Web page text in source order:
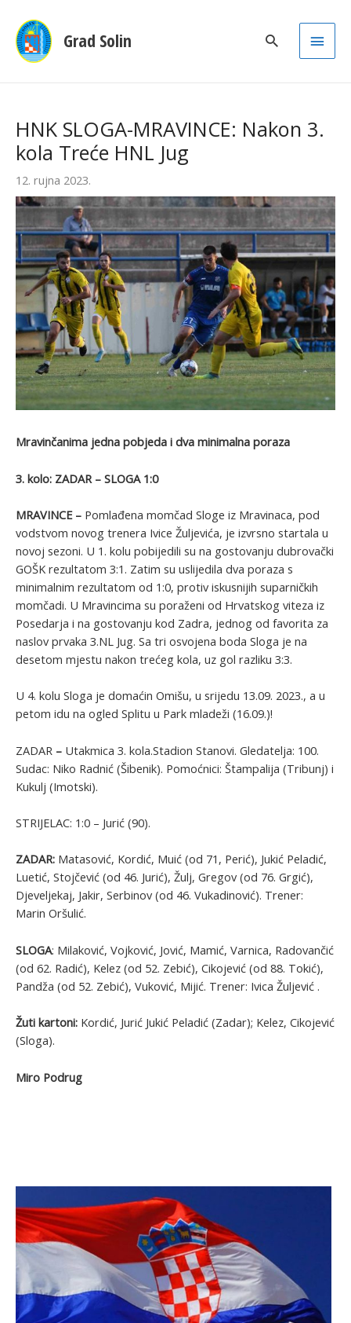
Grad Solin
Main
HNK SLOGA-MRAVINCE: Nakon 3.
kola Treće HNL Jug
12. rujna 2023.
Mravinčanima jedna pobjeda i dva minimalna poraza
3. kolo: ZADAR – SLOGA 1:0
MRAVINCE – Pomlađena momčad Sloge iz Mravinaca, pod
vodstvom novog trenera Ivice Žuljevića, je izvrsno startala u
novoj sezoni. U 1. kolu pobijedili su na gostovanju dubrovački
GOŠK rezultatom 3:1. Zatim su uslijedila dva poraza s
minimalnim rezultatom od 1:0, protiv iskusnijih suparničkih
momčadi. U Mravincima su poraženi od Hrvatskog viteza iz
Posedarja i na gostovanju kod Zadra, jednog od favorita za
naslov prvaka 3.NL Jug. Sa tri osvojena boda Sloga je na
desetom mjestu nakon trećeg kola, uz gol razliku 3:3.
U 4. kolu Sloga je domaćin Omišu, u srijedu 13.09. 2023., a u
petom idu na ogled Splitu u Park mladeži (16.09.)!
ZADAR – Utakmica 3. kola.Stadion Stanovi. Gledatelja: 100.
Sudac: Niko Radnić (Šibenik). Pomoćnici: Štampalija (Tribunj) i
Kukulj (Imotski).
STRIJELAC: 1:0 – Jurić (90).
ZADAR: Matasović, Kordić, Muić (od 71, Perić), Jukić Peladić,
Luetić, Stojčević (od 46. Jurić), Žulj, Gregov (od 76. Grgić),
Djeveljekaj, Jakir, Serbinov (od 46. Vukadinović). Trener:
Marin Oršulić.
SLOGA: Milaković, Vojković, Jović, Mamić, Varnica, Radovančić
(od 62. Radić), Kelez (od 52. Zebić), Cikojević (od 88. Tokić),
Pandža (od 52. Zebić), Vuković, Mijić. Trener: Ivica Žuljević .
Žuti kartoni: Kordić, Jurić Jukić Peladić (Zadar); Kelez, Cikojević
(Sloga).
Miro Podrug